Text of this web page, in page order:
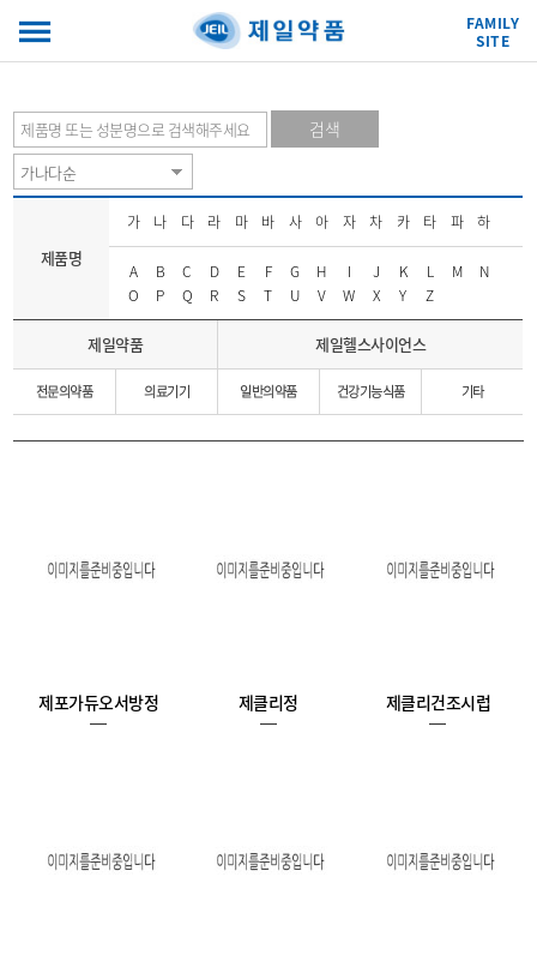
FAMILY
SITE
검색
제품명
가 나 다 라 마 바 사 아 자 차 카 타 파 하
A B C D E F G H I J K L M
N
O
P Q R S T U V W X Y Z
제일약품 제일헬스사이언스
전문의약품 의료기기 일반의약품 건강기능식품 기타
제포가듀오서방정 제클리정 제클리건조시럽